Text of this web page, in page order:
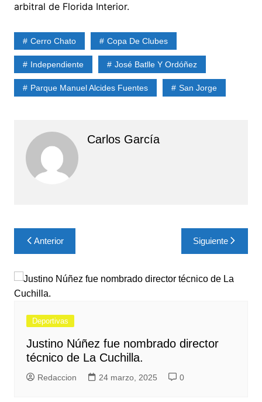
arbitral de Florida Interior.
Cerro Chato Copa De Clubes
Independiente José Batlle Y Ordóñez
Parque Manuel Alcides Fuentes San Jorge
Carlos García
Navegación
de
entradas
Anterior Siguiente
Deportivas
Justino Núñez fue nombrado director
técnico de La Cuchilla.
Redaccion 24 marzo, 2025 0